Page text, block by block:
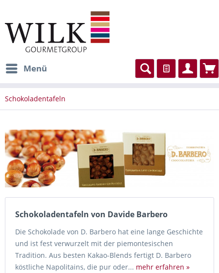
Menü
Schokoladentafeln
Schokoladentafeln von Davide Barbero
Die Schokolade von D. Barbero hat eine lange Geschichte
und ist fest verwurzelt mit der piemontesischen
Tradition. Aus besten Kakao-Blends fertigt D. Barbero
köstliche Napolitains, die pur oder... mehr erfahren »